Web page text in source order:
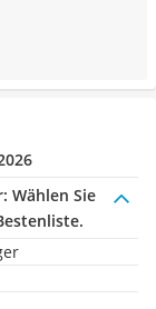
Wählen Sie